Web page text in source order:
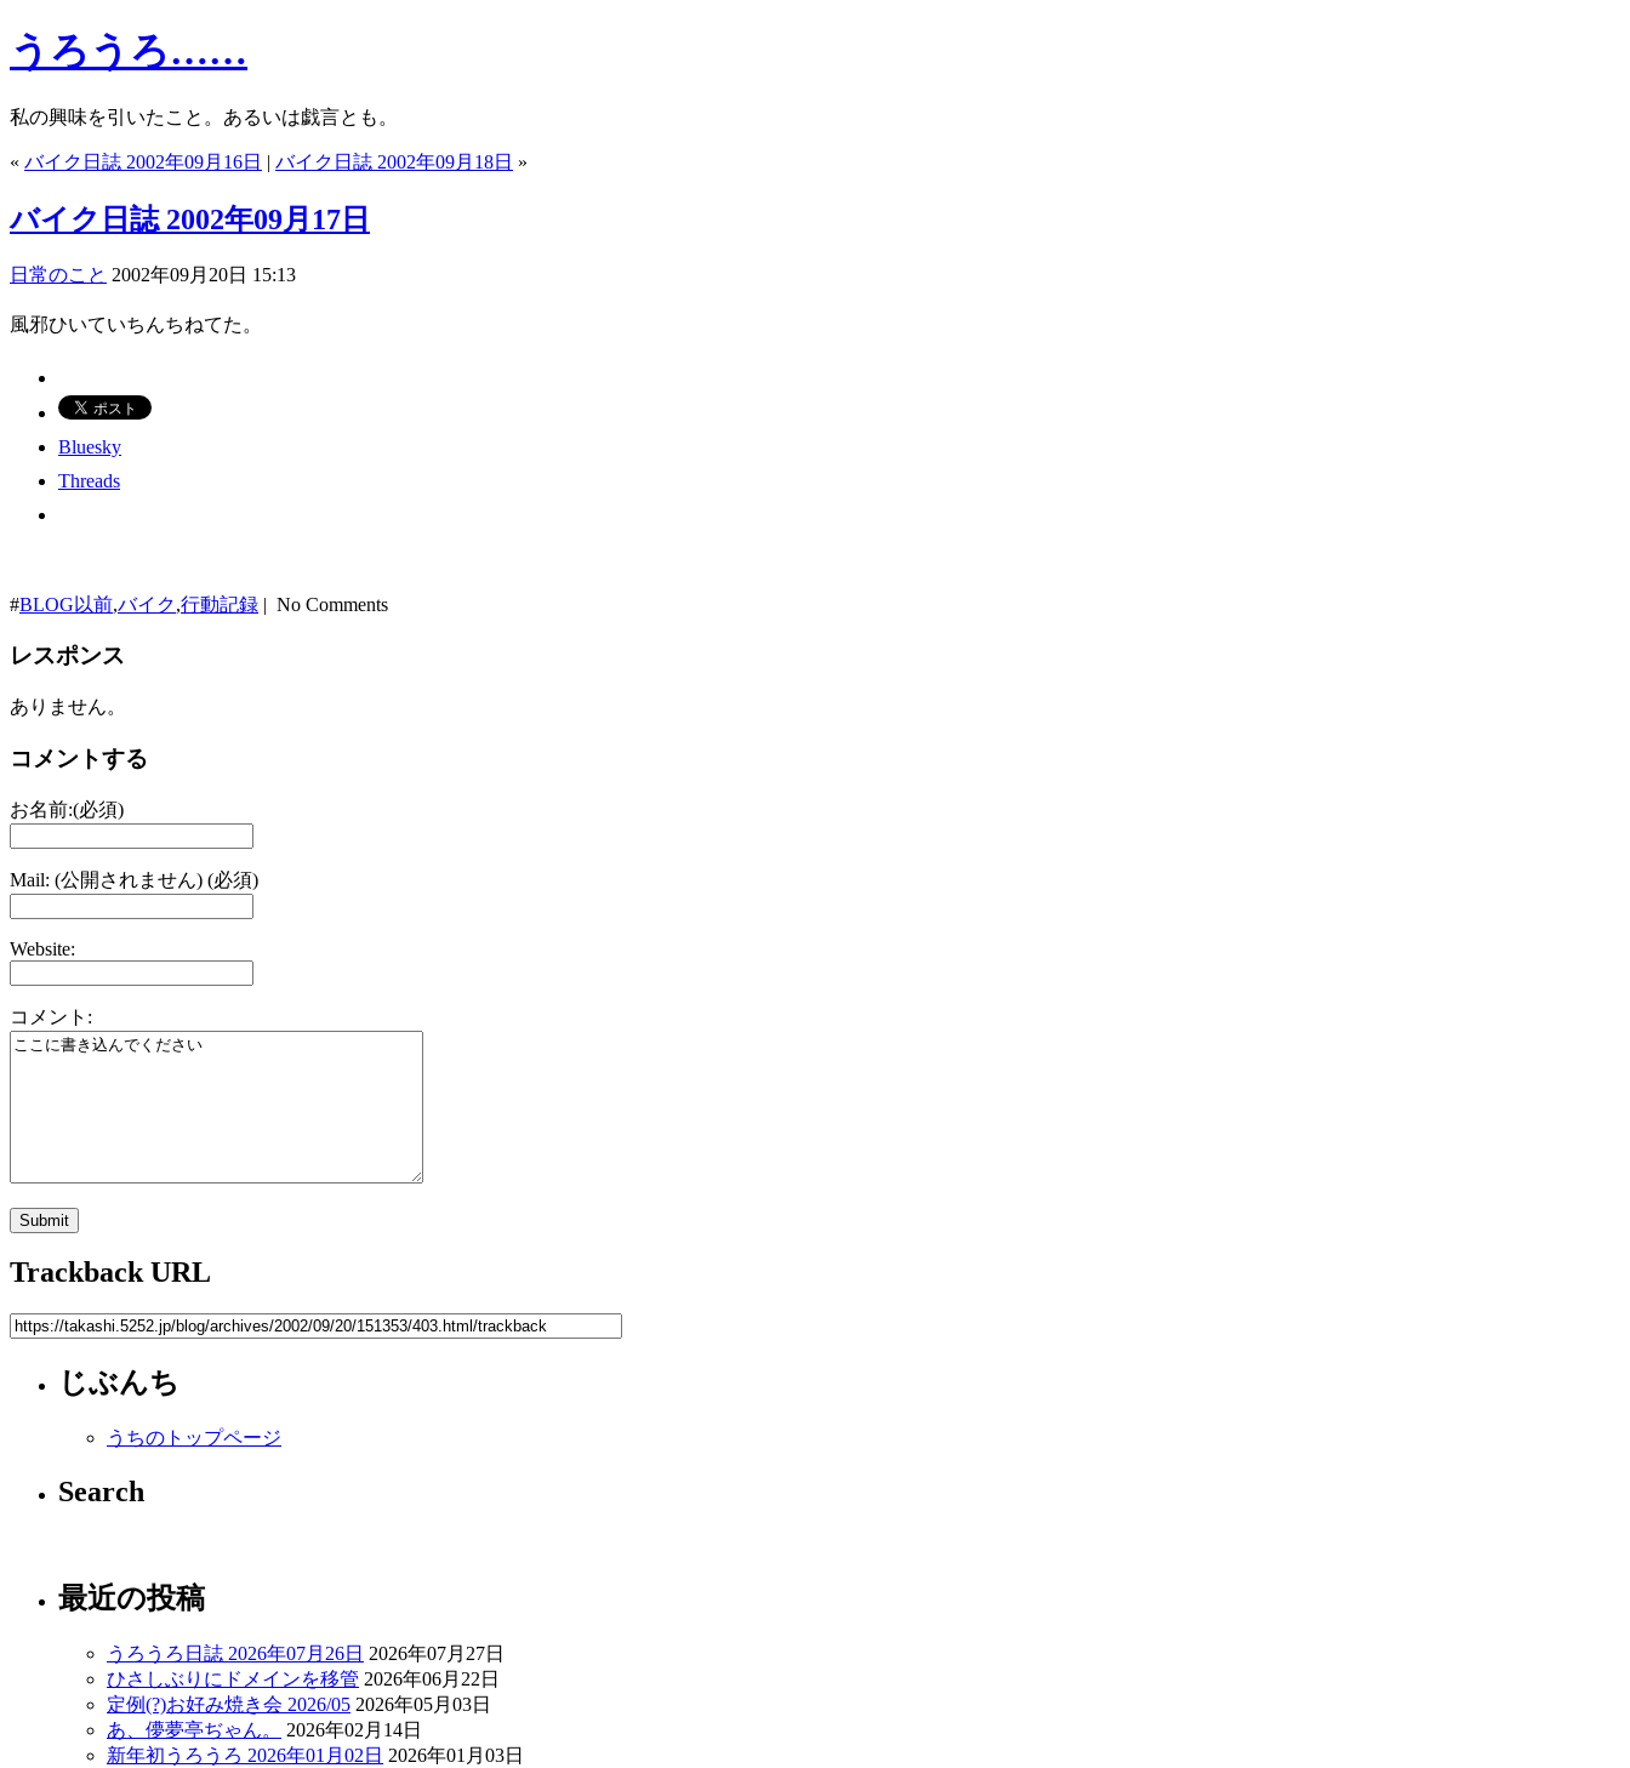
うろうろ……
私の興味を引いたこと。あるいは戯言とも。
« バイク日誌 2002年09月16日 | バイク日誌 2002年09月18日 »
バイク日誌 2002年09月17日
日常のこと 2002年09月20日 15:13
風邪ひいていちんちねてた。
Bluesky
Threads
#BLOG以前,バイク,行動記録 | No Comments
レスポンス
ありません。
コメントする
お名前:(必須)
Mail: (公開されません) (必須)
Website:
コメント:
Trackback URL
じぶんち
うちのトップページ
Search
最近の投稿
うろうろ日誌 2026年07月26日 2026年07月27日
ひさしぶりにドメインを移管 2026年06月22日
定例(?)お好み焼き会 2026/05 2026年05月03日
あ、儚夢亭ぢゃん。
2026年02月14日
新年初うろうろ 2026年01月02日 2026年01月03日